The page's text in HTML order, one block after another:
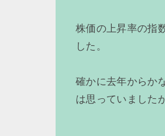
株価の上昇率の指
した。
確かに去年からか
は思っていました